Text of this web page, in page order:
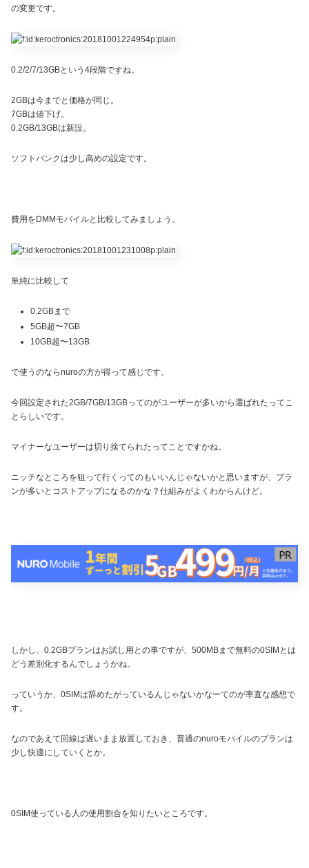
の変更です。
0.2/2/7/13GBという4段階ですね。
2GBは今までと価格が同じ。
7GBは値下げ。
0.2GB/13GBは新設。
ソフトバンクは少し高めの設定です。
費用をDMMモバイルと比較してみましょう。
単純に比較して
0.2GBまで
5GB超〜7GB
10GB超〜13GB
で使うのならnuroの方が得って感じです。
今回設定された2GB/7GB/13GBってのがユーザーが多いから選ばれたってこ
とらしいです。
マイナーなユーザーは切り捨てられたってことですかね。
ニッチなところを狙って行くってのもいいんじゃないかと思いますが、プラ
ンが多いとコストアップになるのかな？仕組みがよくわからんけど。
しかし、0.2GBプランはお試し用との事ですが、500MBまで無料の0SIMとは
どう差別化するんでしょうかね。
っていうか、0SIMは辞めたがっているんじゃないかなーてのが率直な感想で
す。
なのであえて回線は遅いまま放置しておき、普通のnuroモバイルのプランは
少し快適にしていくとか。
0SIM使っている人の使用割合を知りたいところです。